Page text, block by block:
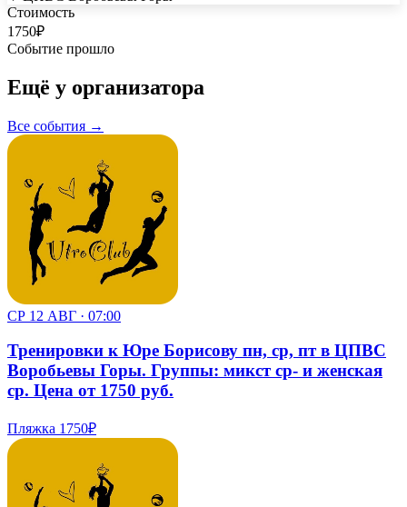
+
–
Стоимость
1750₽
Событие прошло
Ещё у организатора
Все события →
СР 12 АВГ · 07:00
Тренировки к Юре Борисову пн, ср, пт в ЦПВС
Воробьевы Горы. Группы: микст ср- и женская
ср. Цена от 1750 руб.
Пляжка 1750₽